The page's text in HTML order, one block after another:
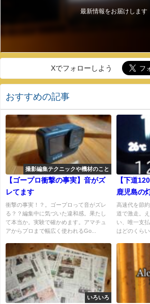
最新情報をお届けします
Xでフォローしよう
おすすめの記事
撮影編集テクニックや機材のこと
【ゴープロ衝撃の事実】音がズ
レてます
衝撃の事実！？。ゴープロって音がズレ
る？？編集中に気づいた違和感。果たし
て本当か。実験で確かめます。アマチュ
アからプロまで幅広く使われるGo...
【下道
鹿児島の
高速代を節
道で激走。
い、唯一支
はどのくら
いろいろ